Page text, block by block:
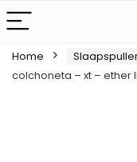
Home
colchoneta – xt – ether